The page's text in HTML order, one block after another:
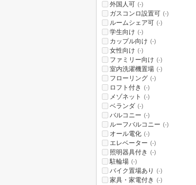
外国人可 (-)
ガスコンロ設置可 (-)
ルームシェア可 (-)
学生向け (-)
カップル向け (-)
女性向け (-)
ファミリー向け (-)
室内洗濯機置場 (-)
フローリング (-)
ロフト付き (-)
メゾネット (-)
ベランダ (-)
バルコニー (-)
ルーフバルコニー (-)
オール電化 (-)
エレベーター (-)
照明器具付き (-)
駐輪場 (-)
バイク置場あり (-)
家具・家電付き (-)